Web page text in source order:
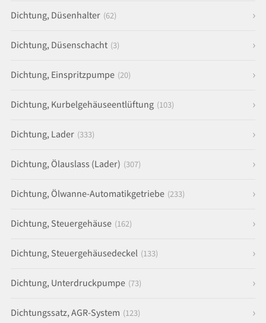
Dichtung, Düsenhalter (62)
Dichtung, Düsenschacht (3)
Dichtung, Einspritzpumpe (20)
Dichtung, Kurbelgehäuseentlüftung (103)
Dichtung, Lader (333)
Dichtung, Ölauslass (Lader) (307)
Dichtung, Ölwanne-Automatikgetriebe (233)
Dichtung, Steuergehäuse (162)
Dichtung, Steuergehäusedeckel (133)
Dichtung, Unterdruckpumpe (73)
Dichtungssatz, AGR-System (123)